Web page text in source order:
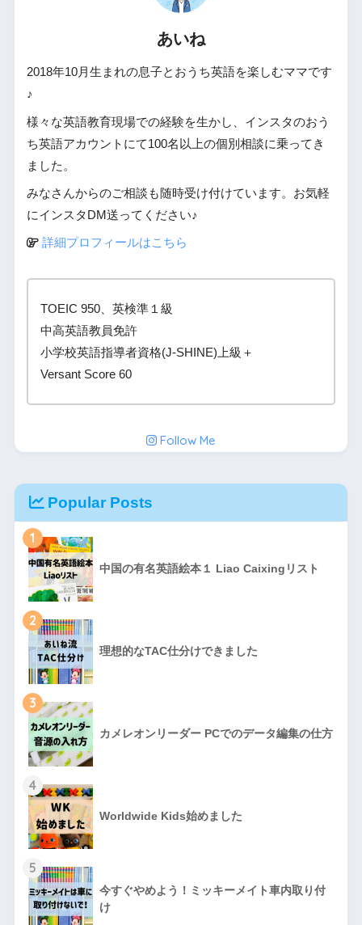
あいね
2018年10月生まれの息子とおうち英語を楽しむママです
♪
様々な英語教育現場での経験を生かし、インスタのおう
ち英語アカウントにて100名以上の個別相談に乗ってき
ました。
みなさんからのご相談も随時受け付けています。お気軽
にインスタDM送ってください♪
詳細プロフィールはこちら
TOEIC 950、英検準１級
中高英語教員免許
小学校英語指導者資格(J-SHINE)上級＋
Versant Score 60
Follow Me
Popular Posts
1
中国の有名英語絵本１ Liao Caixingリスト
2
理想的なTAC仕分けできました
3
カメレオンリーダー PCでのデータ編集の仕方
4
Worldwide Kids始めました
5
今すぐやめよう！ミッキーメイト車内取り付
け